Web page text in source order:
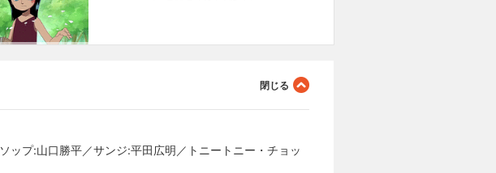
ップ:山口勝平／サンジ:平田広明／トニートニー・チョッ